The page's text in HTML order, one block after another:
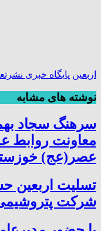
اربعین پایگاه خبری
نوشته های مشابه
سرهنگ سجاد
معاونت روابط
عصر(عج)
تسلیت اربعین
شرکت